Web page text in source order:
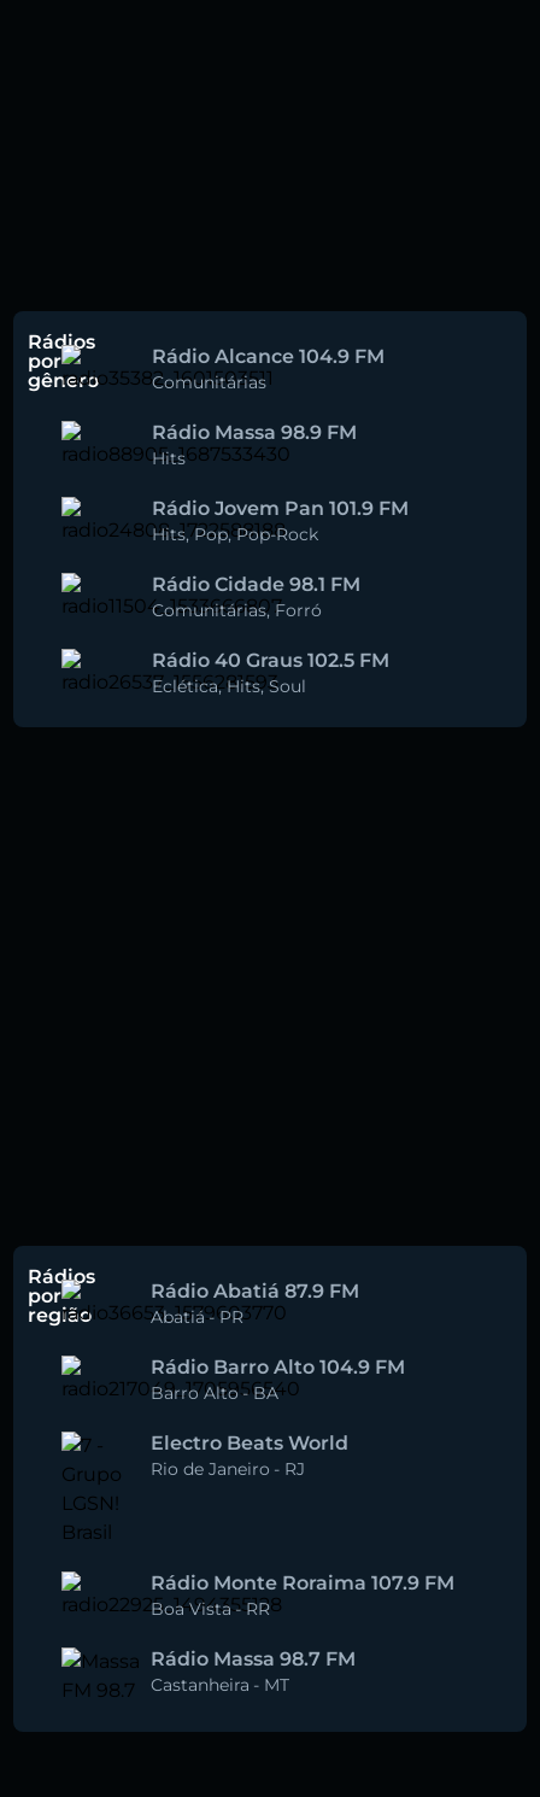
Rádios
por
gênero
Rádio Alcance 104.9 FM
Comunitárias
Rádio Massa 98.9 FM
Hits
Rádio Jovem Pan 101.9 FM
Hits,Pop,Pop-Rock
Rádio Cidade 98.1 FM
Comunitárias,Forró
Rádio 40 Graus 102.5 FM
Eclética,Hits,Soul
Rádios
por
região
Rádio Abatiá 87.9 FM
Abatiá-PR
Rádio Barro Alto 104.9 FM
Barro Alto-BA
Electro Beats World
Rio de Janeiro - RJ
Rádio Monte Roraima 107.9 FM
Boa Vista-RR
Rádio Massa 98.7 FM
Castanheira - MT